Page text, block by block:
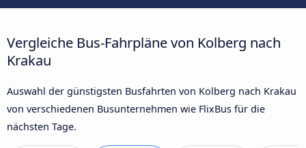
Vergleiche Bus-Fahrpläne von Kolberg nach
Krakau
Auswahl der günstigsten Busfahrten von Kolberg nach Krakau
von verschiedenen Busunternehmen wie FlixBus für die
nächsten Tage.